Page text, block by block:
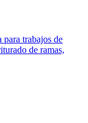
trabajos de
de ramas,